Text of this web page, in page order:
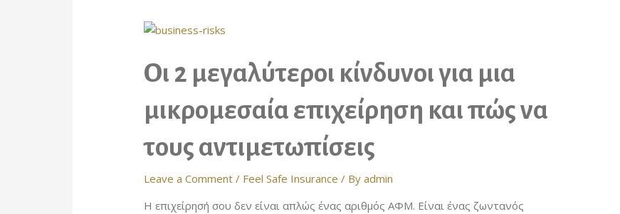
βοηθά
επιχείρηση
Οι 2 μεγαλύτεροι κίνδυνοι για μια
μικρομεσαία επιχείρηση και πώς να
τους αντιμετωπίσεις
Leave a Comment / Feel Safe Insurance / Byadmin
Η επιχείρησή σου δεν είναι απλώς ένας αριθμός ΑΦΜ. Είναι ένας ζωντανός